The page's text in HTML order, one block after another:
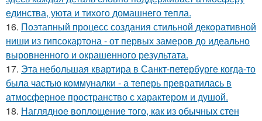
единства, уюта и тихого домашнего тепла.
16. Поэтапный процесс создания стильной декоративной
ниши из гипсокартона - от первых замеров до идеально
выровненного и окрашенного результата.
17. Эта небольшая квартира в Санкт-петербурге когда-то
была частью коммуналки - а теперь превратилась в
атмосферное пространство с характером и душой.
18. Наглядное воплощение того, как из обычных стен